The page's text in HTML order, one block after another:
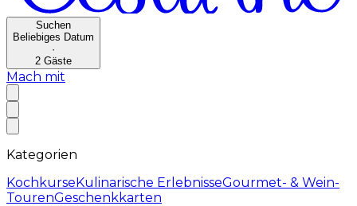
Suchen
Beliebiges Datum
·
2 Gäste
Mach mit
Kategorien
KochkurseKulinarische ErlebnisseGourmet- & Wein-
TourenGeschenkkarten